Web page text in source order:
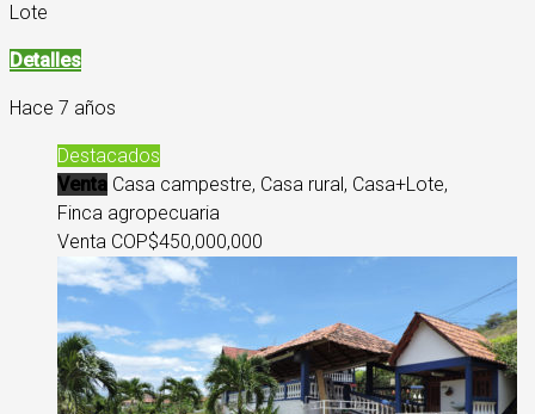
Lote
Detalles
Hace 7 años
Destacados
Venta Casa campestre, Casa rural, Casa+Lote,
Finca agropecuaria
Venta COP$450,000,000